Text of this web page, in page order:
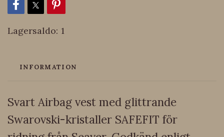
Lagersaldo: 1
INFORMATION
Svart Airbag vest med glittrande
Swarovski-kristaller SAFEFIT för